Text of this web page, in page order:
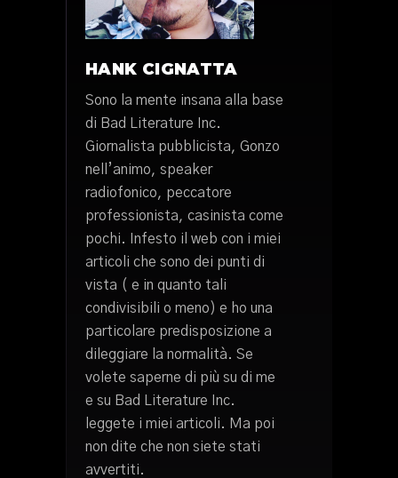
HANK CIGNATTA
Sono la mente insana alla base
di Bad Literature Inc.
Giornalista pubblicista, Gonzo
nell’animo, speaker
radiofonico, peccatore
professionista, casinista come
pochi. Infesto il web con i miei
articoli che sono dei punti di
vista ( e in quanto tali
condivisibili o meno) e ho una
particolare predisposizione a
dileggiare la normalità. Se
volete saperne di più su di me
e su Bad Literature Inc.
leggete i miei articoli. Ma poi
non dite che non siete stati
avvertiti.